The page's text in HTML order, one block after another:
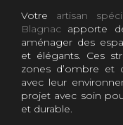
Votre artisan
Blagnac apporte
aménager des
et élégants. Ces
zones d’ombre et
avec leur
projet avec soin
et durable.